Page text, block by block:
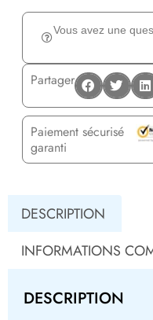
Vous avez une
Partager
Paiement sécurisé
garanti
DESCRIPTION
INFORMATIONS
DESCRIPTION